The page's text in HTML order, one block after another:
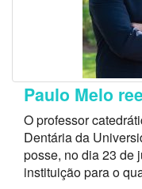
Paulo Melo
O professor
Dentária da
posse, no dia 23 de
instituição para o